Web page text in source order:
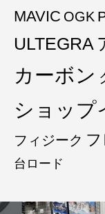
MAVIC OGK
ULTEGRA
カーボン
ショップ
フィジーク
台ロード